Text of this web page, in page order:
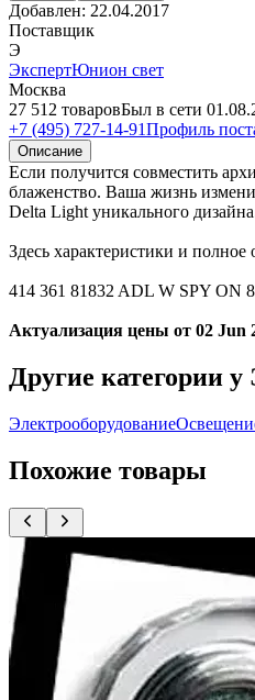
Добавлен: 22.04.2017
Поставщик
Э
ЭкспертЮнион свет
Москва
27 512 товаровБыл в сети
+7 (495) 727-14-91Профиль
Описание
Если получится совместить
блаженство. Ваша жизнь
Delta Light уникального
Здесь характеристики и
414 361 81832 ADL W SPY ON
Актуализация цены от 02 Jun
Другие категории
Электрооборудование
Похожие товары